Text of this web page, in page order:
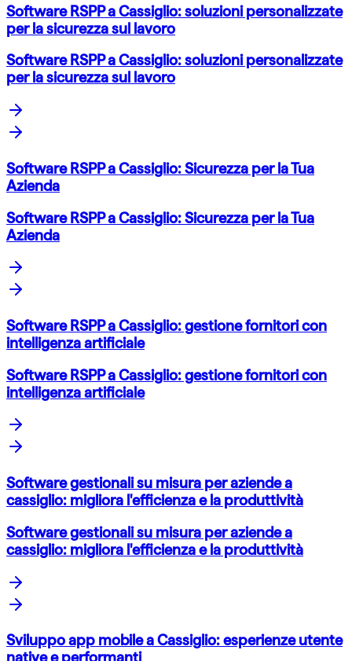
Software RSPP a Cassiglio: soluzioni personalizzate
per la sicurezza sul lavoro
Software RSPP a Cassiglio: soluzioni personalizzate
per la sicurezza sul lavoro
Software RSPP a Cassiglio: Sicurezza per la Tua
Azienda
Software RSPP a Cassiglio: Sicurezza per la Tua
Azienda
Software RSPP a Cassiglio: gestione fornitori con
intelligenza artificiale
Software RSPP a Cassiglio: gestione fornitori con
intelligenza artificiale
Software gestionali su misura per aziende a
cassiglio: migliora l'efficienza e la produttività
Software gestionali su misura per aziende a
cassiglio: migliora l'efficienza e la produttività
Sviluppo app mobile a Cassiglio: esperienze utente
native e performanti